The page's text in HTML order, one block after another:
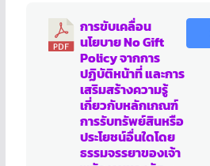
การขับเคลื่อน
นโยบาย No Gift
Policy จากการ
ปฏิบัติหน้าที่ และการ
เสริมสร้างความรู้
เกี่ยวกับหลักเกณฑ์
การรับทรัพย์สินหรือ
ประโยชน์อื่นใดโดย
ธรรมจรรยาของเจ้า